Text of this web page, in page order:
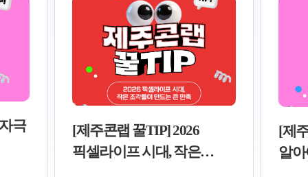
극
[제주콘랩 꿀TIP] 2026
픽셀라이프 시대, 작은
[제
알